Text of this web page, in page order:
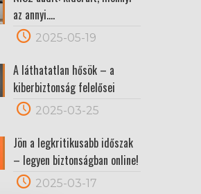
az annyi….
2025-05-19
A láthatatlan hősök – a
kiberbiztonság felelősei
2025-03-25
Jön a legkritikusabb időszak
– legyen biztonságban online!
2025-03-17